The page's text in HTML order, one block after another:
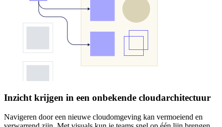
Inzicht krijgen in een onbekende cloudarchitectuur
Navigeren door een nieuwe cloudomgeving kan vermoeiend en